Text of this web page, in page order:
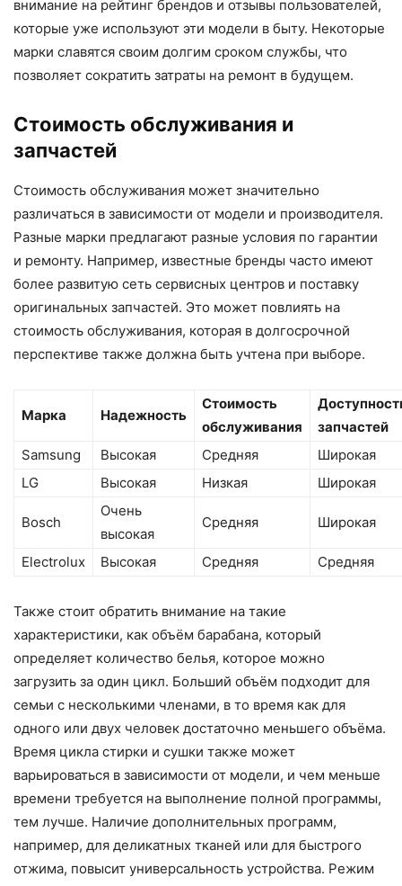
внимание на рейтинг брендов и отзывы пользователей,
которые уже используют эти модели в быту. Некоторые
марки славятся своим долгим сроком службы, что
позволяет сократить затраты на ремонт в будущем.
Стоимость обслуживания и
запчастей
Стоимость обслуживания может значительно
различаться в зависимости от модели и производителя.
Разные марки предлагают разные условия по гарантии
и ремонту. Например, известные бренды часто имеют
более развитую сеть сервисных центров и поставку
оригинальных запчастей. Это может повлиять на
стоимость обслуживания, которая в долгосрочной
перспективе также должна быть учтена при выборе.
Марка Надежность
Стоимость
обслуживания
запчастей
Samsung
Высокая Средняя
Широкая
LG
Высокая Низкая Широкая
Bosch
Очень
высокая
Средняя Широкая
Electrolux Высокая Средняя Средняя
Также стоит обратить внимание на такие
характеристики, как объём барабана, который
определяет количество белья, которое можно
загрузить за один цикл. Больший объём подходит для
семьи с несколькими членами, в то время как для
одного или двух человек достаточно меньшего объёма.
Время цикла стирки и сушки также может
варьироваться в зависимости от модели, и чем меньше
времени требуется на выполнение полной программы,
тем лучше. Наличие дополнительных программ,
например, для деликатных тканей или для быстрого
отжима, повысит универсальность устройства. Режим